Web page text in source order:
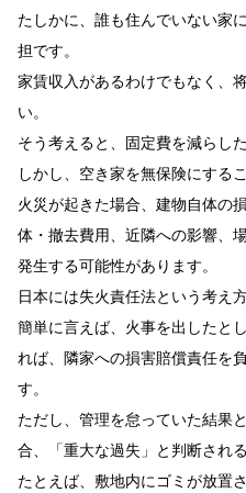
たしかに、誰も住んでいない家
担です。
家賃収入があるわけでもなく、
い。
そう考えると、固定費を減らし
しかし、空き家を無保険にする
火災が起きた場合、建物自体の
体・撤去費用、近隣への影響、
発生する可能性があります。
日本には失火責任法という考え
簡単に言えば、火事を出したと
れば、隣家への損害賠償責任を
す。
ただし、管理を怠っていた結果
合、「重大な過失」と判断され
たとえば、敷地内にゴミが放置